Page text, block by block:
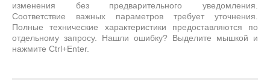
изменения без предварительного уведомления.
Соответствие важных параметров требует уточнения.
Полные технические характеристики предоставляются по
отдельному запросу. Нашли ошибку? Выделите мышкой и
нажмите Ctrl+Enter.